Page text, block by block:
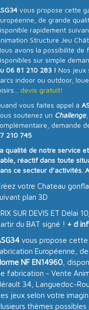
vous propose cette
de grande
rapidement
Structure Jeu
avons la possibilité de
sur simple
06 81 210 283 ! Nos jeux
indoor ou outdoor,
devis gratuit!
vous faites appel à
soutenez un Challenge
demande
210 745
qualité de notre service
réactif dans toute
ce secteur d’activités.
votre Chateau
plan 3D
SUR DEVIS ET Délai
du BAT signé ! + d
vous propose
Européenne,
NF EN14960 ,
fabrication - Vente
34, Languedoc-
jeux selon votre
thèmes possibles